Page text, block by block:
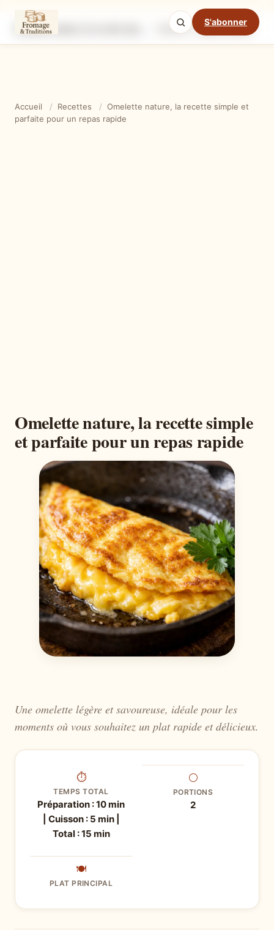
S'abonner
Ingrédients Étapes
Mode cuisine
Accueil / Recettes / Omelette nature, la recette simple et
parfaite pour un repas rapide
Omelette nature, la recette simple
et parfaite pour un repas rapide
Une omelette légère et savoureuse, idéale pour les
moments où vous souhaitez un plat rapide et délicieux.
⏱
TEMPS TOTAL
Préparation : 10 min
| Cuisson : 5 min |
Total : 15 min
⚪
PORTIONS
2
🍽
PLAT PRINCIPAL